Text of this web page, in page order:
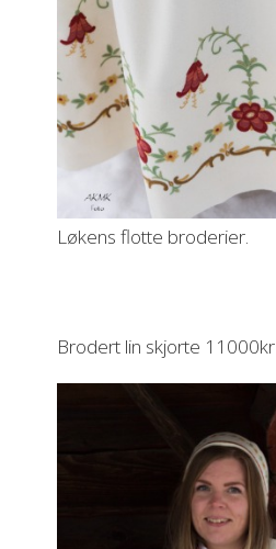
Løkens flotte broderier.
Brodert lin skjorte 11000kr